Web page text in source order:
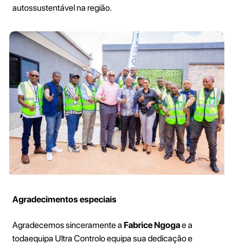
autossustentável na região.
Agradecimentos especiais
Agradecemos sinceramente a Fabrice Ngogae a
todaequipa Ultra Controlo equipa sua dedicação e